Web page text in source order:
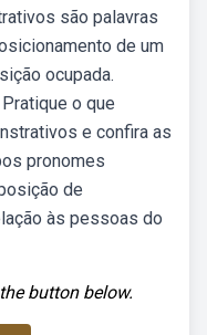
são palavras
de um
ocupada.
o que
e confira as
pronomes
de
às pessoas do
button below.